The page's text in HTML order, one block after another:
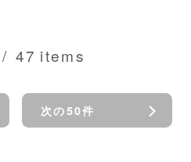
/ 47 items
次の50件